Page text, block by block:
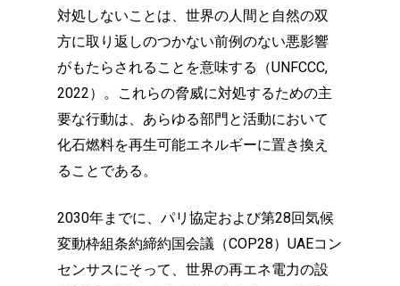
対処しないことは、世界の人間と自然の双
方に取り返しのつかない前例のない悪影響
がもたらされることを意味する（UNFCCC,
2022）。これらの脅威に対処するための主
要な行動は、あらゆる部門と活動において
化石燃料を再生可能エネルギーに置き換え
ることである。
2030年までに、パリ協定および第28回気候
変動枠組条約締約国会議（COP28）UAEコン
センサスにそって、世界の再エネ電力の設